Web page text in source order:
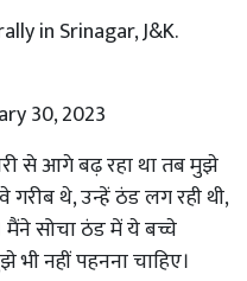
in Srinagar, J&K.
30, 2023
से आगे बढ़ रहा था तब मुझे
थे, उन्हें ठंड लग रही थी,
सोचा ठंड में ये बच्चे
नहीं पहनना चाहिए।